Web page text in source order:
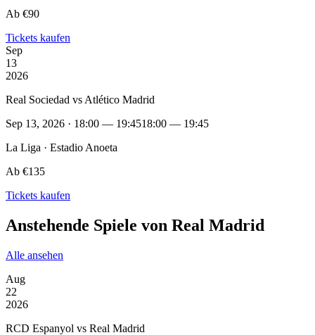
Ab €90
Tickets kaufen
Sep
13
2026
Real Sociedad vs Atlético Madrid
Sep 13, 2026 · 18:00 — 19:4518:00 — 19:45
La Liga · Estadio Anoeta
Ab €135
Tickets kaufen
Anstehende Spiele von Real Madrid
Alle ansehen
Aug
22
2026
RCD Espanyol vs Real Madrid